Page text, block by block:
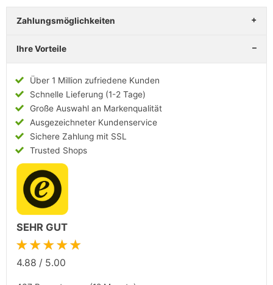
Zahlungsmöglichkeiten
Ihre Vorteile
Über 1 Million zufriedene Kunden
Schnelle Lieferung (1-2 Tage)
Große Auswahl an Markenqualität
Ausgezeichneter Kundenservice
Sichere Zahlung mit SSL
Trusted Shops
SEHR GUT
★★★★★
4.88 / 5.00